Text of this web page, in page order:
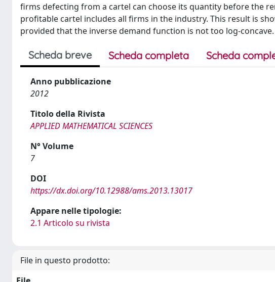
firms defecting from a cartel can choose its quantity before the
profitable cartel includes all firms in the industry. This result is
provided that the inverse demand function is not too log-concave.
Scheda breve Scheda completa Scheda
Anno pubblicazione
2012
Titolo della Rivista
APPLIED MATHEMATICAL SCIENCES
N° Volume
7
DOI
https://dx.doi.org/10.12988/ams.2013.13017
Appare nelle tipologie:
2.1 Articolo su rivista
File in questo prodotto: